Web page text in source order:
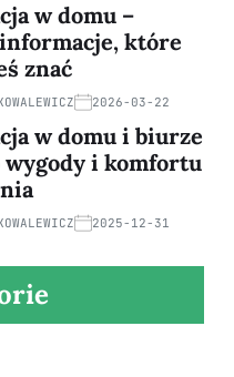
w domu –
które
znać
2026-03-22
w domu i biurze
wygody i komfortu
2025-12-31